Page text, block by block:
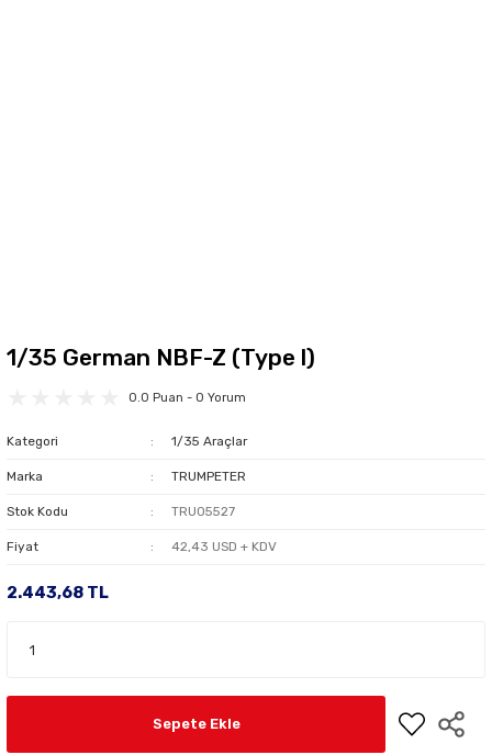
1/35 German NBF-Z (Type l)
0.0 Puan - 0 Yorum
Kategori 1/35 Araçlar
Marka TRUMPETER
Stok Kodu TRU05527
Fiyat 42,43 USD + KDV
2.443,68 TL
Sepete Ekle